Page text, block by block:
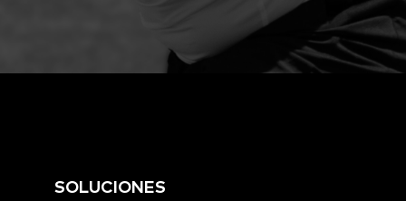
SOLUCIONES